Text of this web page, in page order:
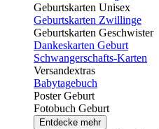
Geburtskarten Unisex
Geburtskarten Zwillinge
Geburtskarten Geschwister
Dankeskarten Geburt
Schwangerschafts-Karten
Versandextras
Babytagebuch
Poster Geburt
Fotobuch Geburt
Entdecke mehr